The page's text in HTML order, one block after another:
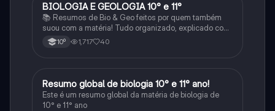
Biologia
BIOLOGIA E GEOLOGIA 10° e 11°
📚 Resumos de Bio & Geo feitos por quem também
suou com a matéria! Tudo organizado, explicado com
clareza e cheio de esquemas que ajudam mesmo a
perceber. Para estudar sem stress e com mais
10º 1,717 40
Biologia
Resumo global de biologia 10° e 11° ano!
Este é um resumo global da matéria de biologia de
10° e 11° ano